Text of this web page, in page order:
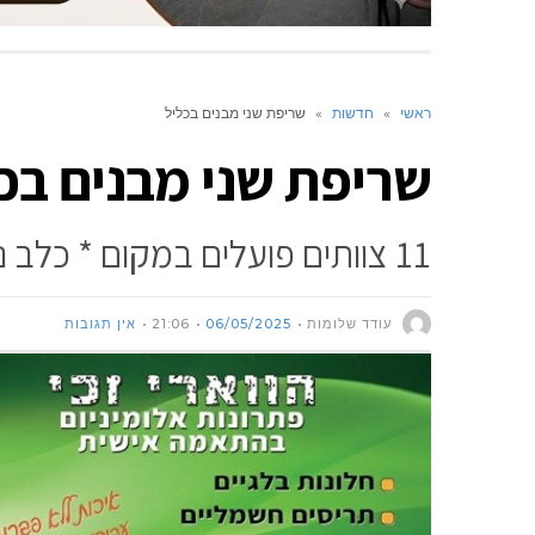
ראשי » חדשות » שריפת שני מבנים בכליל
שריפת שני מבנים
11 צוותים פועלים במקום * כלב נהרג בשריפה
עודד שלומות 06/05/2025
21:06 אין תגובות